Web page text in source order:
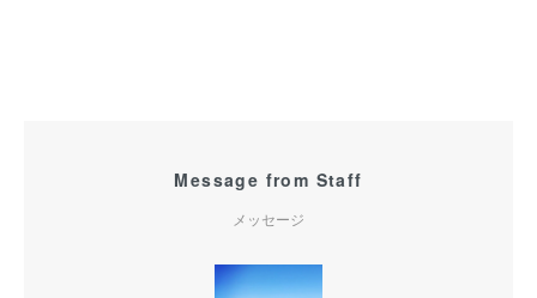
Message from Staff
メッセージ